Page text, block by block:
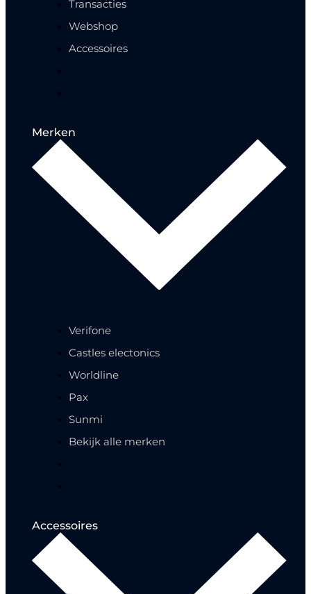
Transacties
Webshop
Accessoires
Merken
Verifone
Castles electonics
Worldline
Pax
Sunmi
Bekijk alle merken
Accessoires